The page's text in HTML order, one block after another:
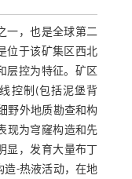
一，也是全球第二
位于该矿集区西北
层控为特征。矿区
控制(包括泥堡背
野外地质勘查和构
现为穹窿构造和先
显，发育大量布丁
造-热液活动，在地